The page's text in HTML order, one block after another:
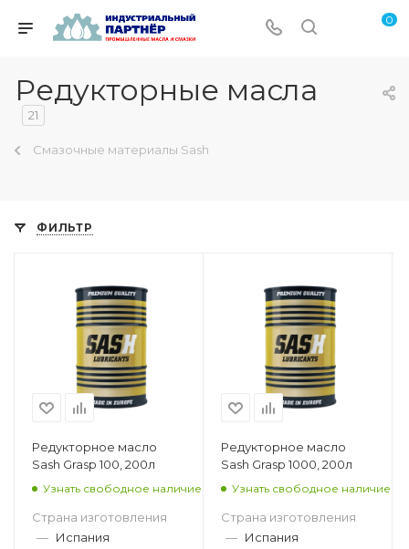
0
Редукторные масла
21
Смазочные материалы Sash
ФИЛЬТР
Редукторное масло
Sash Grasp 100, 200л
Узнать свободное наличие
Страна изготовления
— Испания
Редукторное масло
Sash Grasp 1000, 200л
Узнать свободное наличие
Страна изготовления
— Испания